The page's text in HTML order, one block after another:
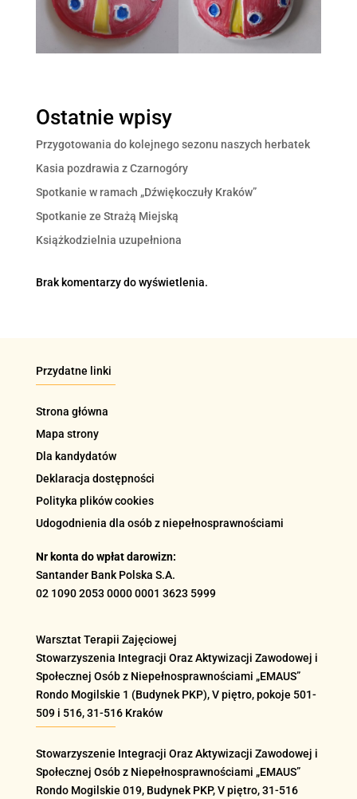
Ostatnie wpisy
Przygotowania do kolejnego sezonu naszych herbatek
Kasia pozdrawia z Czarnogóry
Spotkanie w ramach „Dźwiękoczuły Kraków”
Spotkanie ze Strażą Miejską
Książkodzielnia uzupełniona
Brak komentarzy do wyświetlenia.
Przydatne linki
Strona główna
Mapa strony
Dla kandydatów
Deklaracja dostępności
Polityka plików cookies
Udogodnienia dla osób z niepełnosprawnościami
Nr konta do wpłat darowizn:
Santander Bank Polska S.A.
02 1090 2053 0000 0001 3623 5999
Warsztat Terapii Zajęciowej
Stowarzyszenia Integracji Oraz Aktywizacji Zawodowej i
Społecznej Osób z Niepełnosprawnościami „EMAUS”
Rondo Mogilskie 1 (Budynek PKP), V piętro, pokoje 501-
509 i 516, 31-516 Kraków
Stowarzyszenie Integracji Oraz Aktywizacji Zawodowej i
Społecznej Osób z Niepełnosprawnościami „EMAUS”
Rondo Mogilskie 019, Budynek PKP, V piętro, 31-516